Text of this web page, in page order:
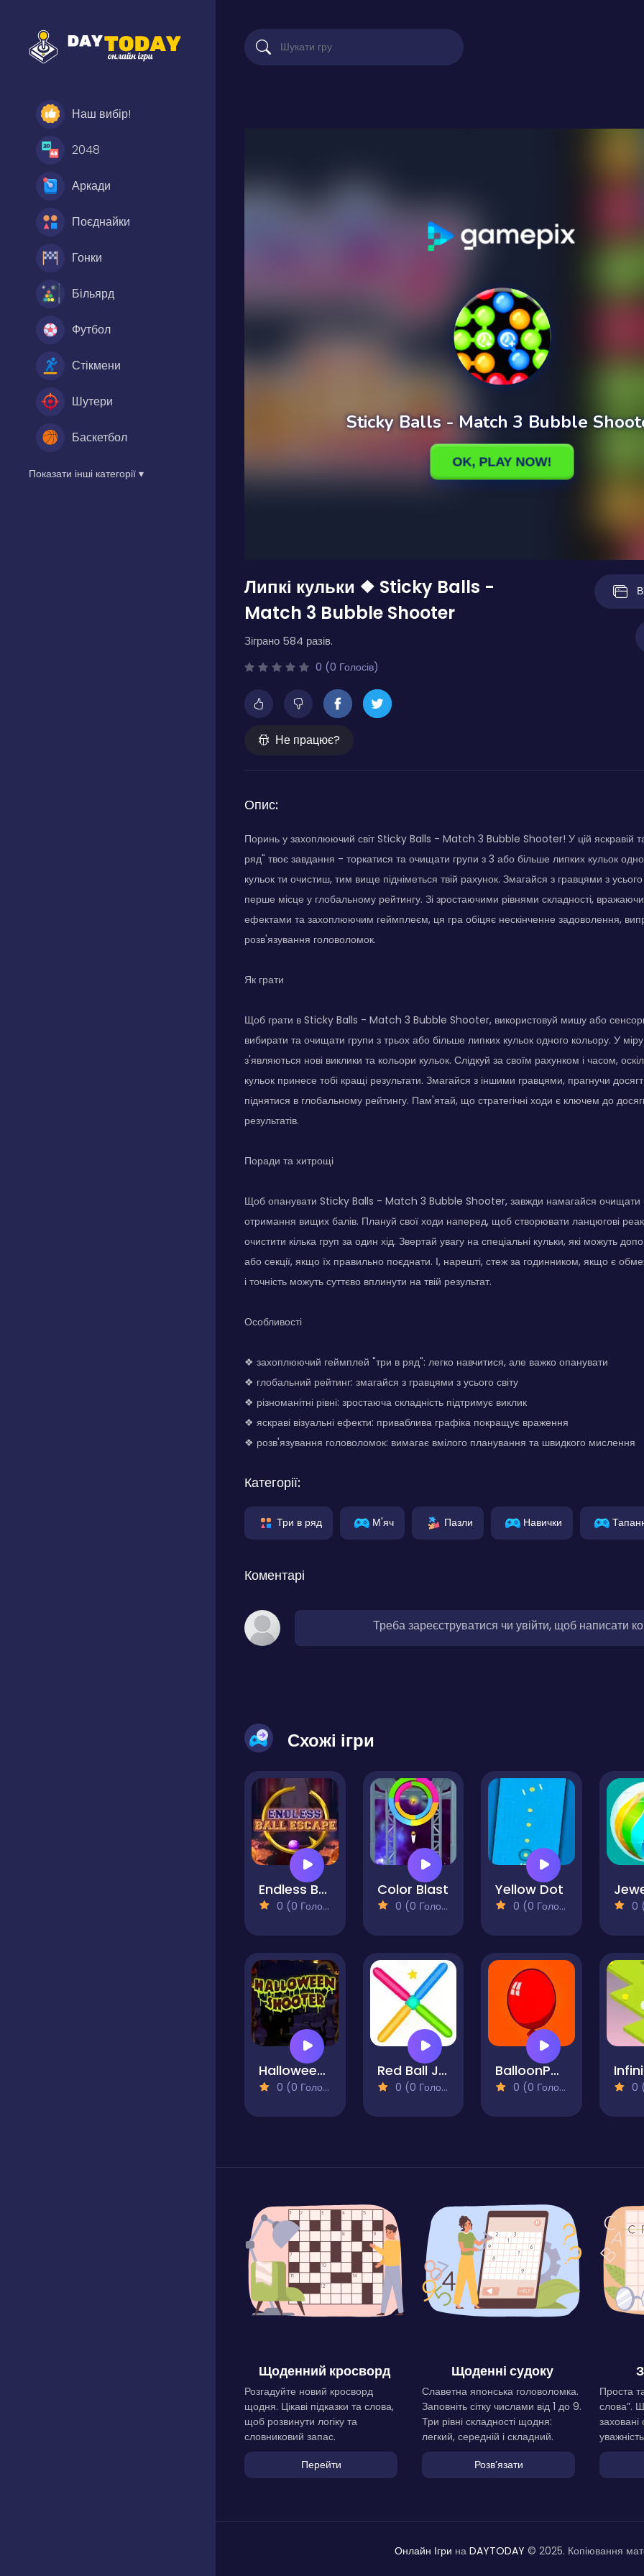
Наш вибір!
2048
Аркади
Поєднайки
Гонки
Більярд
Футбол
Стікмени
Шутери
Баскетбол
Показати інші категорії ▾
Липкі кульки ❖ Sticky Balls -
Match 3 Bubble Shooter
Зіграно 584 разів.
0 (0 Голосів)
Не працює?
Опис:
Поринь у захоплюючий світ Sticky Balls - Match 3 Bubble Shooter! У цій яскравій
ряд" твоє завдання - торкатися та очищати групи з 3 або більше липких кульок
кульок ти очистиш, тим вище підніметься твій рахунок. Змагайся з гравцями з
перше місце у глобальному рейтингу. Зі зростаючими рівнями складності,
ефектами та захоплюючим геймплеєм, ця гра обіцяє нескінченне задоволення,
розв'язування головоломок.
Як грати
Щоб грати в Sticky Balls - Match 3 Bubble Shooter, використовуй мишу або
вибирати та очищати групи з трьох або більше липких кульок одного кольору. У
з'являються нові виклики та кольори кульок. Слідкуй за своїм рахунком і часом,
кульок принесе тобі кращі результати. Змагайся з іншими гравцями, прагнучи
піднятися в глобальному рейтингу. Пам'ятай, що стратегічні ходи є ключем до
результатів.
Поради та хитрощі
Щоб опанувати Sticky Balls - Match 3 Bubble Shooter, завжди намагайся очищати
отримання вищих балів. Плануй свої ходи наперед, щоб створювати ланцюгові
очистити кілька груп за один хід. Звертай увагу на спеціальні кульки, які можуть
або секції, якщо їх правильно поєднати. І, нарешті, стеж за годинником, якщо є
і точність можуть суттєво вплинути на твій результат.
Особливості
❖ захоплюючий геймплей "три в ряд": легко навчитися, але важко опанувати
❖ глобальний рейтинг: змагайся з гравцями з усього світу
❖ різноманітні рівні: зростаюча складність підтримує виклик
❖ яскраві візуальні ефекти: приваблива графіка покращує враження
❖ розв'язування головоломок: вимагає вмілого планування та швидкого мислення
Категорії:
Три в ряд М'яч Пазли Навички
Коментарі
Треба зареєструватися чи увійти, щоб написати
Схожі ігри
Endless Ball Escape
0 (0 Голосів)
Color Blast
0 (0 Голосів)
Yellow Dot
0 (0 Голосів) 0
Halloween Shooter
0 (0 Голосів)
Red Ball Jump
0 (0 Голосів)
BalloonPop
0 (0 Голосів) 0
Щоденний кросворд
Розгадуйте новий кросворд
щодня. Цікаві підказки та слова,
щоб розвинути логіку та
словниковий запас.
Перейти
Щоденні судоку
Славетна японська головоломка.
Заповніть сітку числами від 1 до 9.
Три рівні складності щодня:
легкий, середній і складний.
Розвʼязати
Проста
слова”.
заховані
Онлайн Ігри на DAYTODAY © 2025. Копіювання